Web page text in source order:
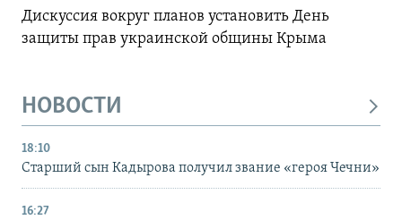
Дискуссия вокруг планов установить День
защиты прав украинской общины Крыма
НОВОСТИ
18:10
Старший сын Кадырова получил звание «героя Чечни»
16:27